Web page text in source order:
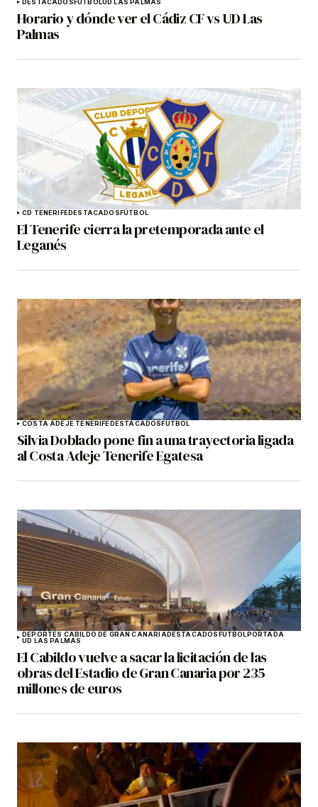
DESTACADOS FÚTBOLUD LAS PALMAS
Horario y dónde ver el Cádiz CF vs UD Las
Palmas
CD TENERIFEDESTACADOSFÚTBOL
El Tenerife cierra la pretemporada ante el
Leganés
COSTA ADEJE TENERIFEDESTACADOSFÚTBOL
Silvia Doblado pone fin a una trayectoria ligada
al Costa Adeje Tenerife Egatesa
DEPORTES CABILDO DE GRAN CANARIADESTACADOSFÚTBOLPORTADA
UD LAS PALMAS
El Cabildo vuelve a sacar la licitación de las
obras del Estadio de Gran Canaria por 235
millones de euros